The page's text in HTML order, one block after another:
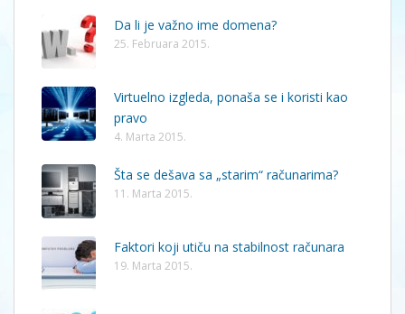
Da li je važno ime domena?
25. Februara 2015.
Virtuelno izgleda, ponaša se i koristi kao
pravo
4. Marta 2015.
Šta se dešava sa „starim“ računarima?
11. Marta 2015.
Faktori koji utiču na stabilnost računara
19. Marta 2015.